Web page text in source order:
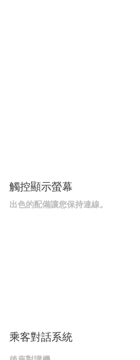
觸控顯示螢幕
出色的配備讓您保持連線。
乘客對話系統